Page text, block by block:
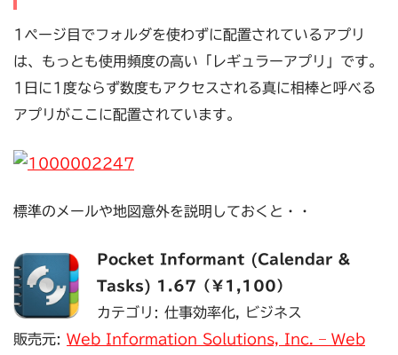
1ページ目でフォルダを使わずに配置されているアプリ
は、もっとも使用頻度の高い「レギュラーアプリ」です。
1日に1度ならず数度もアクセスされる真に相棒と呼べる
アプリがここに配置されています。
標準のメールや地図意外を説明しておくと・・
Pocket Informant (Calendar &
Tasks) 1.67（￥1,100）
カテゴリ: 仕事効率化, ビジネス
販売元: Web Information Solutions, Inc. – Web